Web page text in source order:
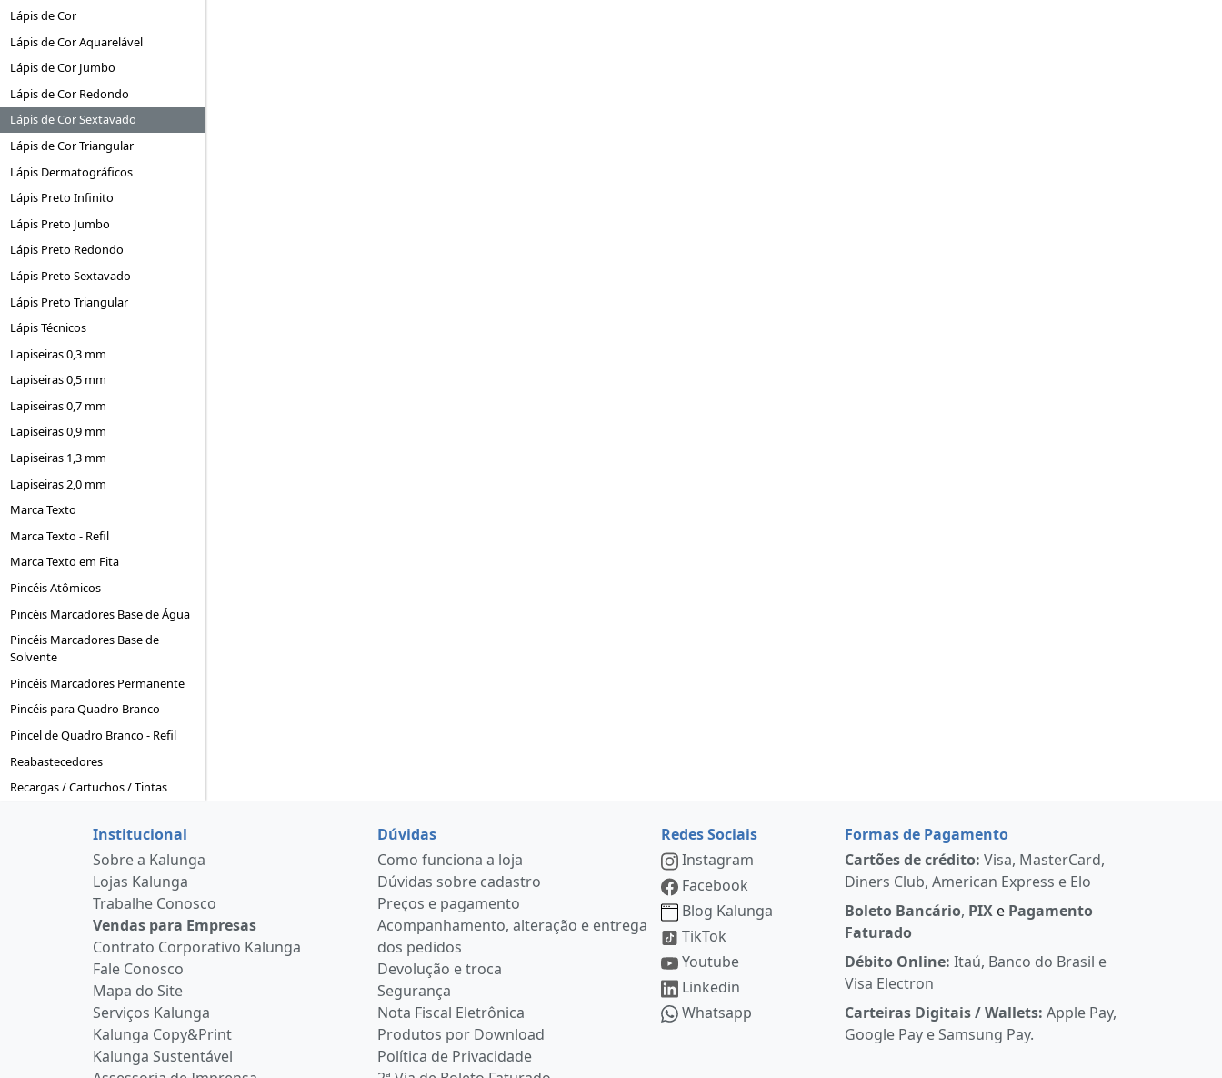
Lápis de Cor
Lápis de Cor Aquarelável
Lápis de Cor Jumbo
Lápis de Cor Redondo
Lápis de Cor Sextavado
Lápis de Cor Triangular
Lápis Dermatográficos
Lápis Preto Infinito
Lápis Preto Jumbo
Lápis Preto Redondo
Lápis Preto Sextavado
Lápis Preto Triangular
Lápis Técnicos
Lapiseiras 0,3 mm
Lapiseiras 0,5 mm
Lapiseiras 0,7 mm
Lapiseiras 0,9 mm
Lapiseiras 1,3 mm
Lapiseiras 2,0 mm
Marca Texto
Marca Texto - Refil
Marca Texto em Fita
Pincéis Atômicos
Pincéis Marcadores Base de Água
Pincéis Marcadores Base de
Solvente
Pincéis Marcadores Permanente
Pincéis para Quadro Branco
Pincel de Quadro Branco - Refil
Reabastecedores
Recargas / Cartuchos / Tintas
Institucional
Sobre a Kalunga
Lojas Kalunga
Trabalhe Conosco
Vendas para Empresas
Contrato Corporativo Kalunga
Fale Conosco
Mapa do Site
Serviços Kalunga
Kalunga Copy&Print
Kalunga Sustentável
Dúvidas
Como funciona a loja
Dúvidas sobre cadastro
Preços e pagamento
Acompanhamento, alteração e entrega
dos pedidos
Devolução e troca
Segurança
Nota Fiscal Eletrônica
Produtos por Download
Política de Privacidade
Redes Sociais
Instagram
Facebook
Blog Kalunga
TikTok
Youtube
Linkedin
Whatsapp
Formas de Pagamento
Cartões de crédito: Visa, MasterCard,
Diners Club, American Express e Elo
Boleto Bancário, PIX e Pagamento
Faturado
Débito Online: Itaú, Banco do Brasil e
Visa Electron
Carteiras Digitais / Wallets:Apple Pay,
Google Pay e Samsung Pay.